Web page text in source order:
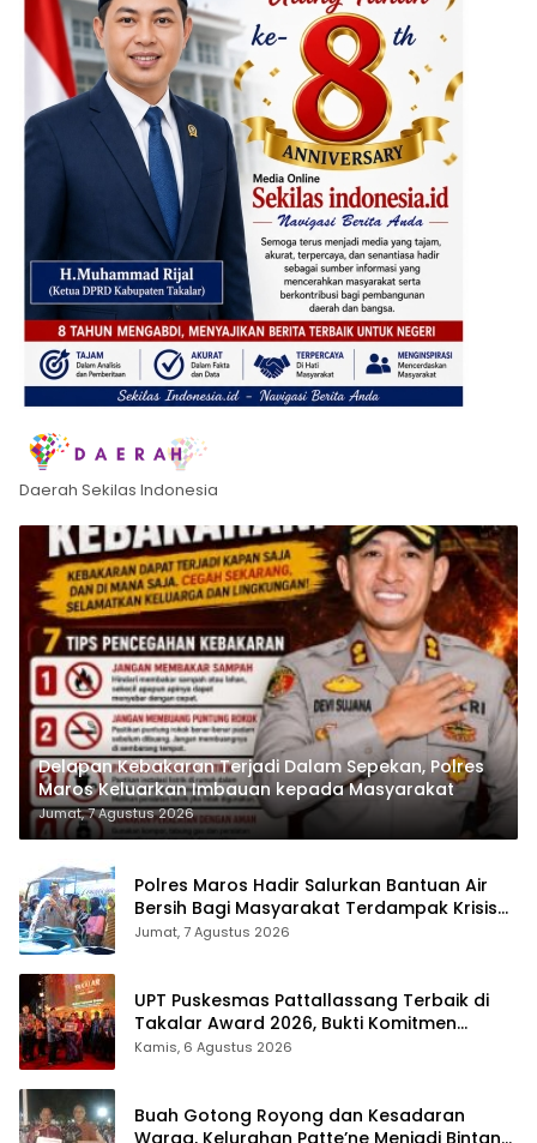
Daerah Sekilas Indonesia
Delapan Kebakaran Terjadi Dalam Sepekan, Polres
Maros Keluarkan Imbauan kepada Masyarakat
Jumat, 7 Agustus 2026
Polres Maros Hadir Salurkan Bantuan Air
Bersih Bagi Masyarakat Terdampak Krisis
Air Bersih Di Maros
Jumat, 7 Agustus 2026
UPT Puskesmas Pattallassang Terbaik di
Takalar Award 2026, Bukti Komitmen
Hadirkan Pelayanan Kesehatan Berkualitas
Kamis, 6 Agustus 2026
Buah Gotong Royong dan Kesadaran
Warga, Kelurahan Patte’ne Menjadi Bintang